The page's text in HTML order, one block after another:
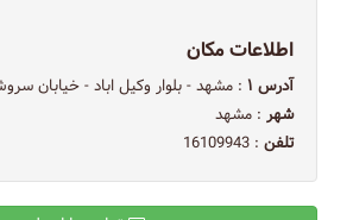
اطلاعات مکان
آدرس ۱
: مشهد - بلوار وکیل اباد - خیابان
شهر : مشهد
تلفن : 16109943